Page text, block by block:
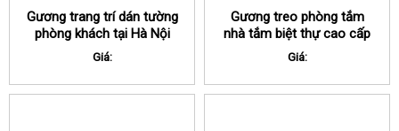
Gương trang trí dán tường
phòng khách tại Hà Nội
Giá:
Gương treo phòng tắm
nhà tắm biệt thự cao cấp
tại Hà Nội
Giá: